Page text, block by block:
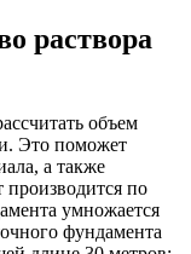
раствора
объем
Это поможет
а также
производится по
умножается
фундамента